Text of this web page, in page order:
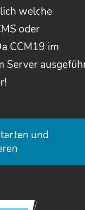
welche
oder
CCM19 im
Server
und